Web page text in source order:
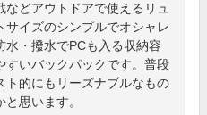
どアウトドアで使えるリュ
サイズのシンプルでオシャレ
水・撥水でPCも入る収納容
すいバックパックです。普段
ト的にもリーズナブルなもの
思います。